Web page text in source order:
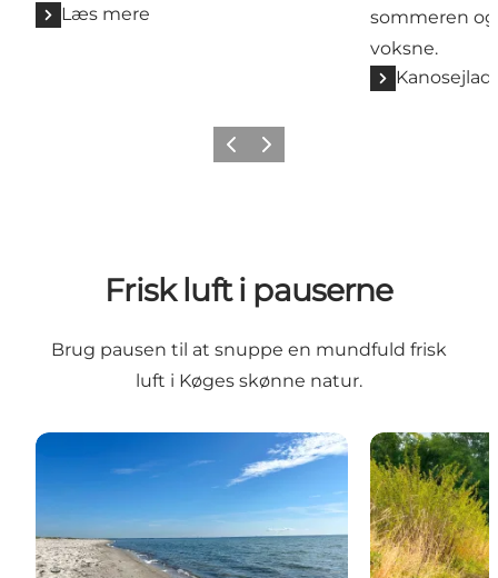
Læs mere
sommeren og
voksne.
Forrige billede
Næste billede
Frisk luft i pauserne
Brug pausen til at snuppe en mundfuld frisk
luft i Køges skønne natur.
Strande Vandrestier i